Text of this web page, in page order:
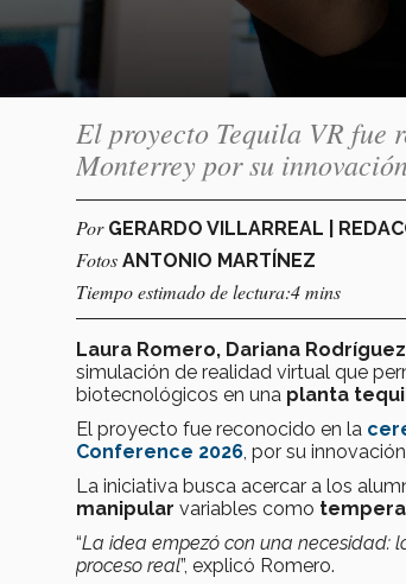
El proyecto Tequila VR fue
Monterrey por su
Por GERARDO VILLARREAL |
Fotos ANTONIO MARTÍNEZ
Tiempo estimado de lectura:4 mins
Laura Romero, Dariana Rodríguez
simulación de realidad virtual que
biotecnológicos en una planta
El proyecto fue reconocido en la
Conference 2026 , por su
La iniciativa busca acercar a los
manipular variables como
“La idea empezó con una necesidad:
proceso real”, explicó Romero.